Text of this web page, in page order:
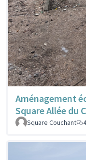
Aménagement
Square Allée du
Square Couchant
4